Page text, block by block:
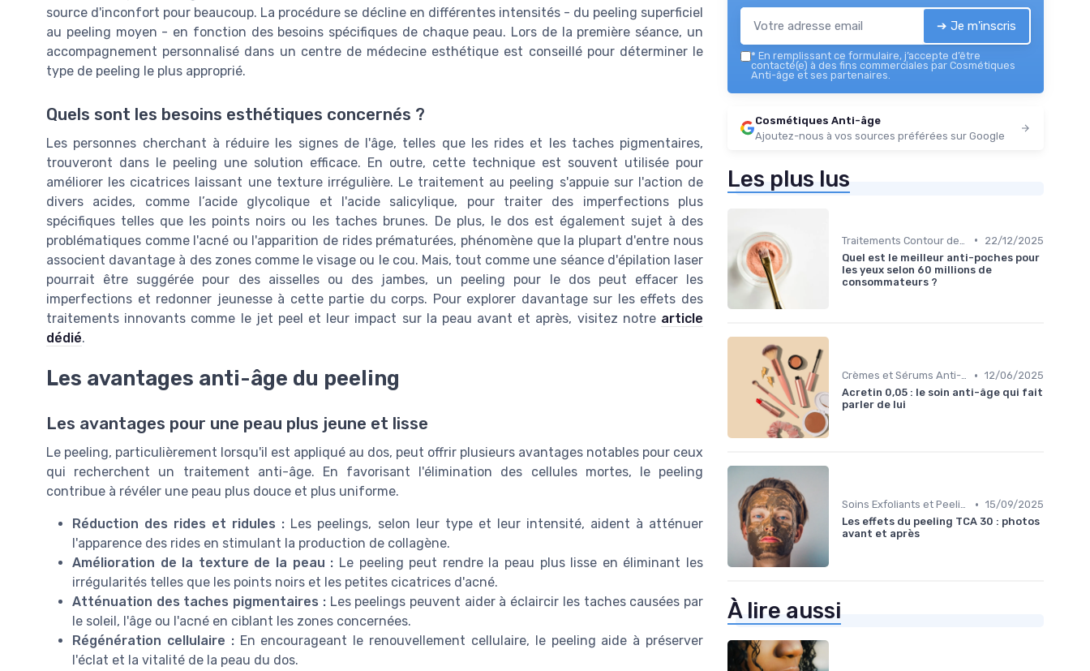
source d'inconfort pour beaucoup. La procédure se décline en différentes intensités - du peeling superficiel
au peeling moyen - en fonction des besoins spécifiques de chaque peau. Lors de la première séance, un
accompagnement personnalisé dans un centre de médecine esthétique est conseillé pour déterminer le
type de peeling le plus approprié.
Quels sont les besoins esthétiques concernés ?
Les personnes cherchant à réduire les signes de l'âge, telles que les rides et les taches pigmentaires,
trouveront dans le peeling une solution efficace. En outre, cette technique est souvent utilisée pour
améliorer les cicatrices laissant une texture irrégulière. Le traitement au peeling s'appuie sur l'action de
divers acides, comme l’acide glycolique et l'acide salicylique, pour traiter des imperfections plus
spécifiques telles que les points noirs ou les taches brunes. De plus, le dos est également sujet à des
problématiques comme l'acné ou l'apparition de rides prématurées, phénomène que la plupart d'entre nous
associent davantage à des zones comme le visage ou le cou. Mais, tout comme une séance d'épilation laser
pourrait être suggérée pour des aisselles ou des jambes, un peeling pour le dos peut effacer les
imperfections et redonner jeunesse à cette partie du corps. Pour explorer davantage sur les effets des
traitements innovants comme le jet peel et leur impact sur la peau avant et après, visitez notre article
dédié.
Les avantages anti-âge du peeling
Les avantages pour une peau plus jeune et lisse
Le peeling, particulièrement lorsqu'il est appliqué au dos, peut offrir plusieurs avantages notables pour ceux
qui recherchent un traitement anti-âge. En favorisant l'élimination des cellules mortes, le peeling
contribue à révéler une peau plus douce et plus uniforme.
Réduction des rides et ridules : Les peelings, selon leur type et leur intensité, aident à atténuer
l'apparence des rides en stimulant la production de collagène.
Amélioration de la texture de la peau : Le peeling peut rendre la peau plus lisse en éliminant les
irrégularités telles que les points noirs et les petites cicatrices d'acné.
Atténuation des taches pigmentaires :Les peelings peuvent aider à éclaircir les taches causées par
le soleil, l'âge ou l'acné en ciblant les zones concernées.
Régénération cellulaire :En encourageant le renouvellement cellulaire, le peeling aide à préserver
l'éclat et la vitalité de la peau du dos.
➔ Je m'inscris
* En remplissant ce formulaire, j’accepte d’être
contacté(e) à des fins commerciales par Cosmétiques
Anti-âge et ses partenaires.
Cosmétiques Anti-âge
Ajoutez-nous à vos sources préférées sur Google
Les plus lus
•
22/12/2025
Quel est le meilleur anti-poches pour
les yeux selon 60 millions de
consommateurs ?
Crèmes et Sérums Anti-Rides • 12/06/2025
Acretin 0,05 : le soin anti-âge qui fait
parler de lui
Soins Exfoliants et Peeling • 15/09/2025
Les effets du peeling TCA 30 : photos
avant et après
À lire aussi